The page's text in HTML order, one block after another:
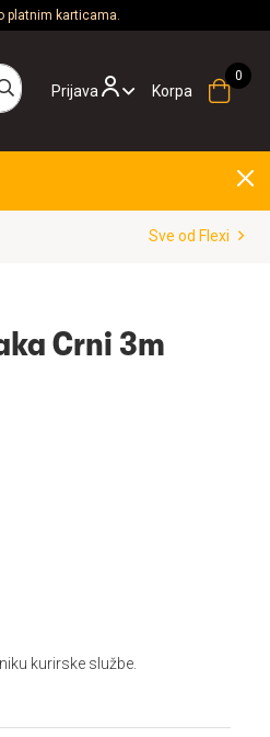
platnim karticama.
Prijava Korpa
Sve od Flexi
Crni 3m
kurirske službe.